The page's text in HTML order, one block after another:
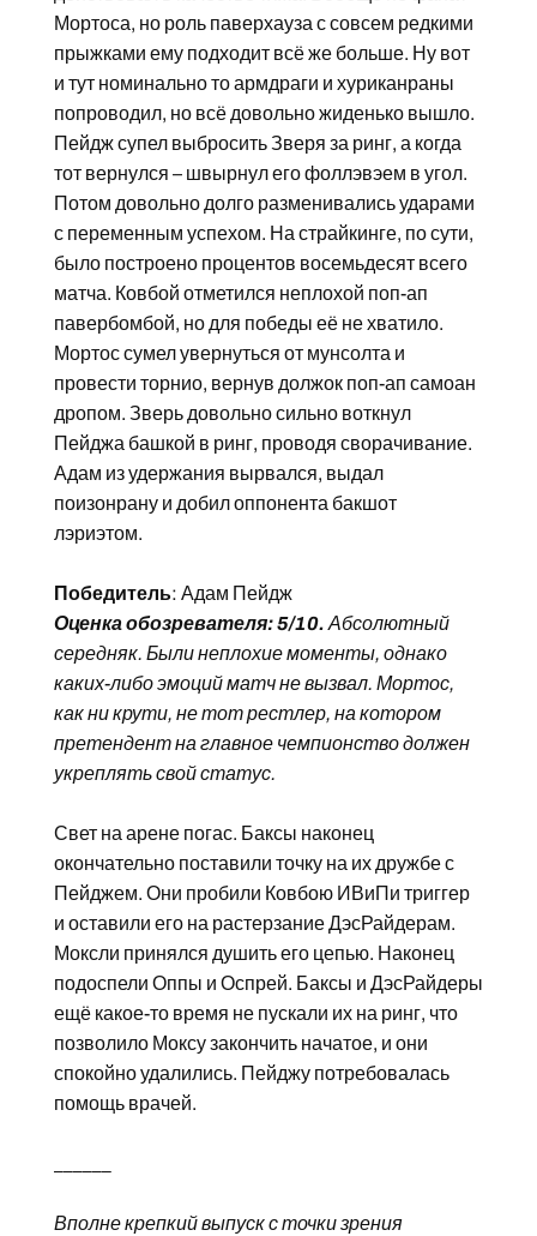
Мортоса, но роль паверхауза с совсем редкими
прыжками ему подходит всё же больше. Ну вот
и тут номинально то армдраги и хуриканраны
попроводил, но всё довольно жиденько вышло.
Пейдж супел выбросить Зверя за ринг, а когда
тот вернулся – швырнул его фоллэвэем в угол.
Потом довольно долго разменивались ударами
с переменным успехом. На страйкинге, по сути,
было построено процентов восемьдесят всего
матча. Ковбой отметился неплохой поп-ап
павербомбой, но для победы её не хватило.
Мортос сумел увернуться от мунсолта и
провести торнио, вернув должок поп-ап самоан
дропом. Зверь довольно сильно воткнул
Пейджа башкой в ринг, проводя сворачивание.
Адам из удержания вырвался, выдал
поизонрану и добил оппонента бакшот
лэриэтом.
Победитель: Адам Пейдж
Оценка обозревателя: 5/10.Абсолютный
середняк. Были неплохие моменты, однако
каких-либо эмоций матч не вызвал. Мортос,
как ни крути, не тот рестлер, на котором
претендент на главное чемпионство должен
укреплять свой статус.
Свет на арене погас. Баксы наконец
окончательно поставили точку на их дружбе с
Пейджем. Они пробили Ковбою ИВиПи триггер
и оставили его на растерзание ДэсРайдерам.
Моксли принялся душить его цепью. Наконец
подоспели Оппы и Оспрей. Баксы и ДэсРайдеры
ещё какое-то время не пускали их на ринг, что
позволило Моксу закончить начатое, и они
спокойно удалились. Пейджу потребовалась
помощь врачей.
Вполне крепкий выпуск с точки зрения